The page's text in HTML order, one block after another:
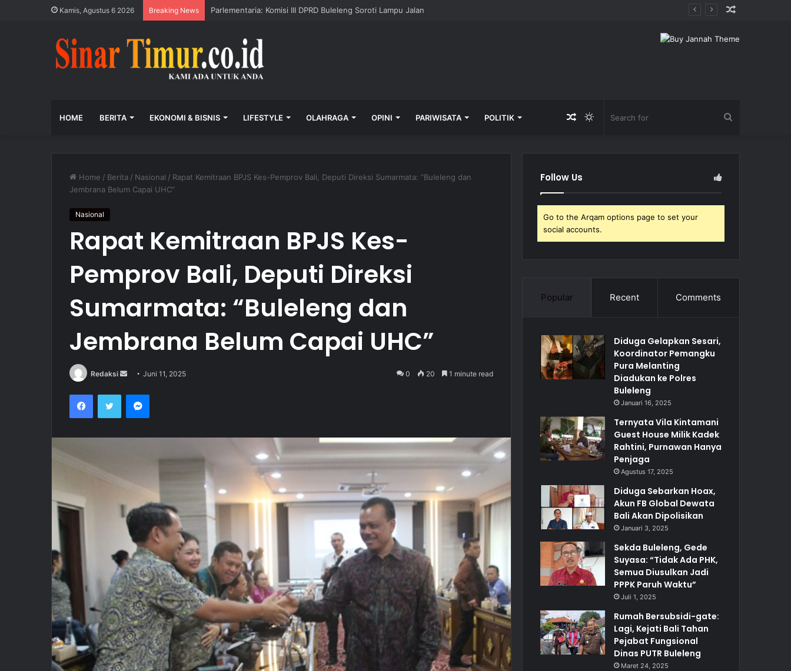
Kamis, Agustus 6 2026 Breaking News Parlementaria: Komisi II Buleleng Prioritaskan Perbaikan Infrastruktur
HOME BERITA EKONOMI & BISNIS LIFESTYLE OLAHRAGA OPINI PARIWISATA POLITIK Switch
Random
Home / Berita / Nasional / Rapat Kemitraan BPJS Kes-Pemprov Bali, Deputi Direksi Sumarmata: “Buleleng dan
Jembrana Belum Capai UHC”
Nasional
Rapat Kemitraan BPJS Kes-
Pemprov Bali, Deputi Direksi
Sumarmata: “Buleleng dan
Jembrana Belum Capai UHC”
Redaksi
l
Juni 11, 2025 0 20 1 minute read
Follow Us
Go to the Arqam options page to set your
social accounts.
Popular Recent Comments
Diduga Gelapkan Sesari,
Koordinator Pemangku
Pura Melanting
Diadukan ke Polres
Buleleng
Januari 16, 2025
Ternyata Vila Kintamani
Guest House Milik Kadek
Rahtini, Purnawan Hanya
Penjaga
Agustus 17, 2025
Diduga Sebarkan Hoax,
Akun FB Global Dewata
Bali Akan Dipolisikan
Januari 3, 2025
Sekda Buleleng, Gede
Suyasa: “Tidak Ada PHK,
Semua Diusulkan Jadi
PPPK Paruh Waktu”
Juli 1, 2025
Rumah Bersubsidi-gate:
Lagi, Kejati Bali Tahan
Pejabat Fungsional
Dinas PUTR Buleleng
Maret 24, 2025